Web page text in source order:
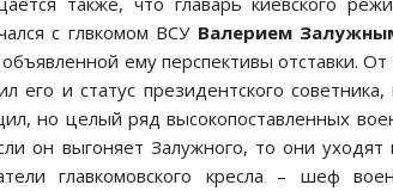
с глвкомом ВСУ Валерием
объявленной ему перспективы отставки.
его и статус президентского
но целый ряд высокопоставленных
он выгоняет Залужного, то они
главкомовского кресла – шеф